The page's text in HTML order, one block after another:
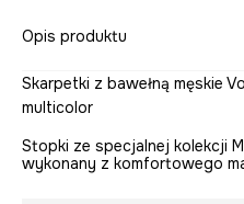
Opis produktu
Skarpetki z bawełną męskie
multicolor
Stopki ze specjalnej kolekcji
wykonany z komfortowego